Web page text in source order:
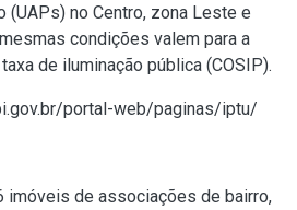
(UAPs) no Centro, zona Leste e
condições valem para a
de iluminação pública (COSIP).
portal-web/paginas/iptu/
imóveis de associações de bairro,